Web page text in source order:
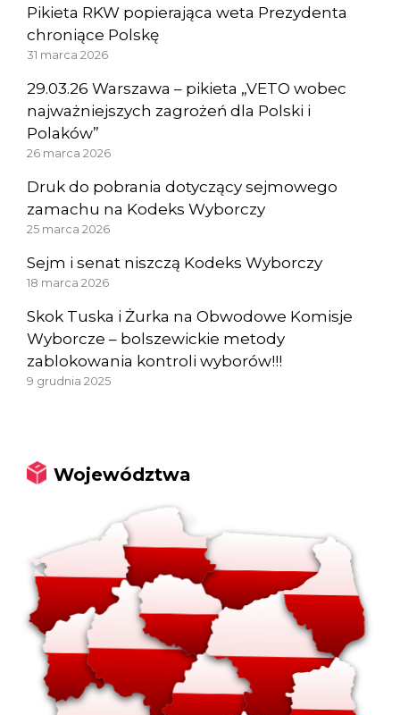
Pikieta RKW popierająca weta Prezydenta
chroniące Polskę
31 marca 2026
29.03.26 Warszawa – pikieta „VETO wobec
najważniejszych zagrożeń dla Polski i
Polaków”
26 marca 2026
Druk do pobrania dotyczący sejmowego
zamachu na Kodeks Wyborczy
25 marca 2026
Sejm i senat niszczą Kodeks Wyborczy
18 marca 2026
Skok Tuska i Żurka na Obwodowe Komisje
Wyborcze – bolszewickie metody
zablokowania kontroli wyborów!!!
9 grudnia 2025
Województwa